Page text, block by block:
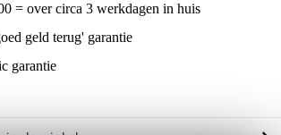
= over circa 3 werkdagen in huis
geld terug' garantie
garantie